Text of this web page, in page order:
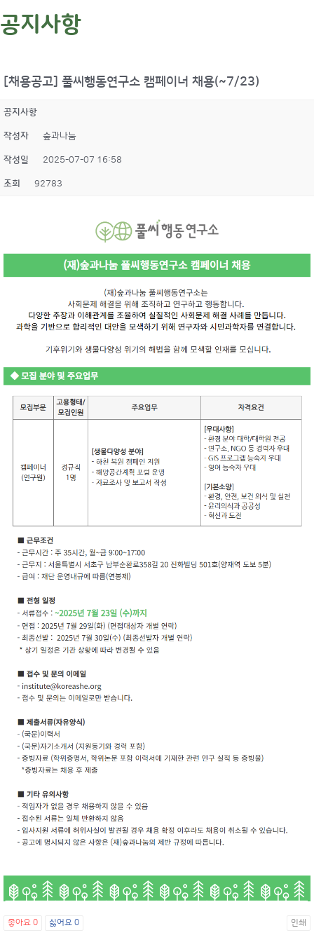
공지사항
[채용공고] 풀씨행동연구소 캠페이너 채용(~7/23)
공지사항
작성자 숲과나눔
작성일 2025-07-07 16:58
조회 92783
좋아요 0 싫어요 0 인쇄